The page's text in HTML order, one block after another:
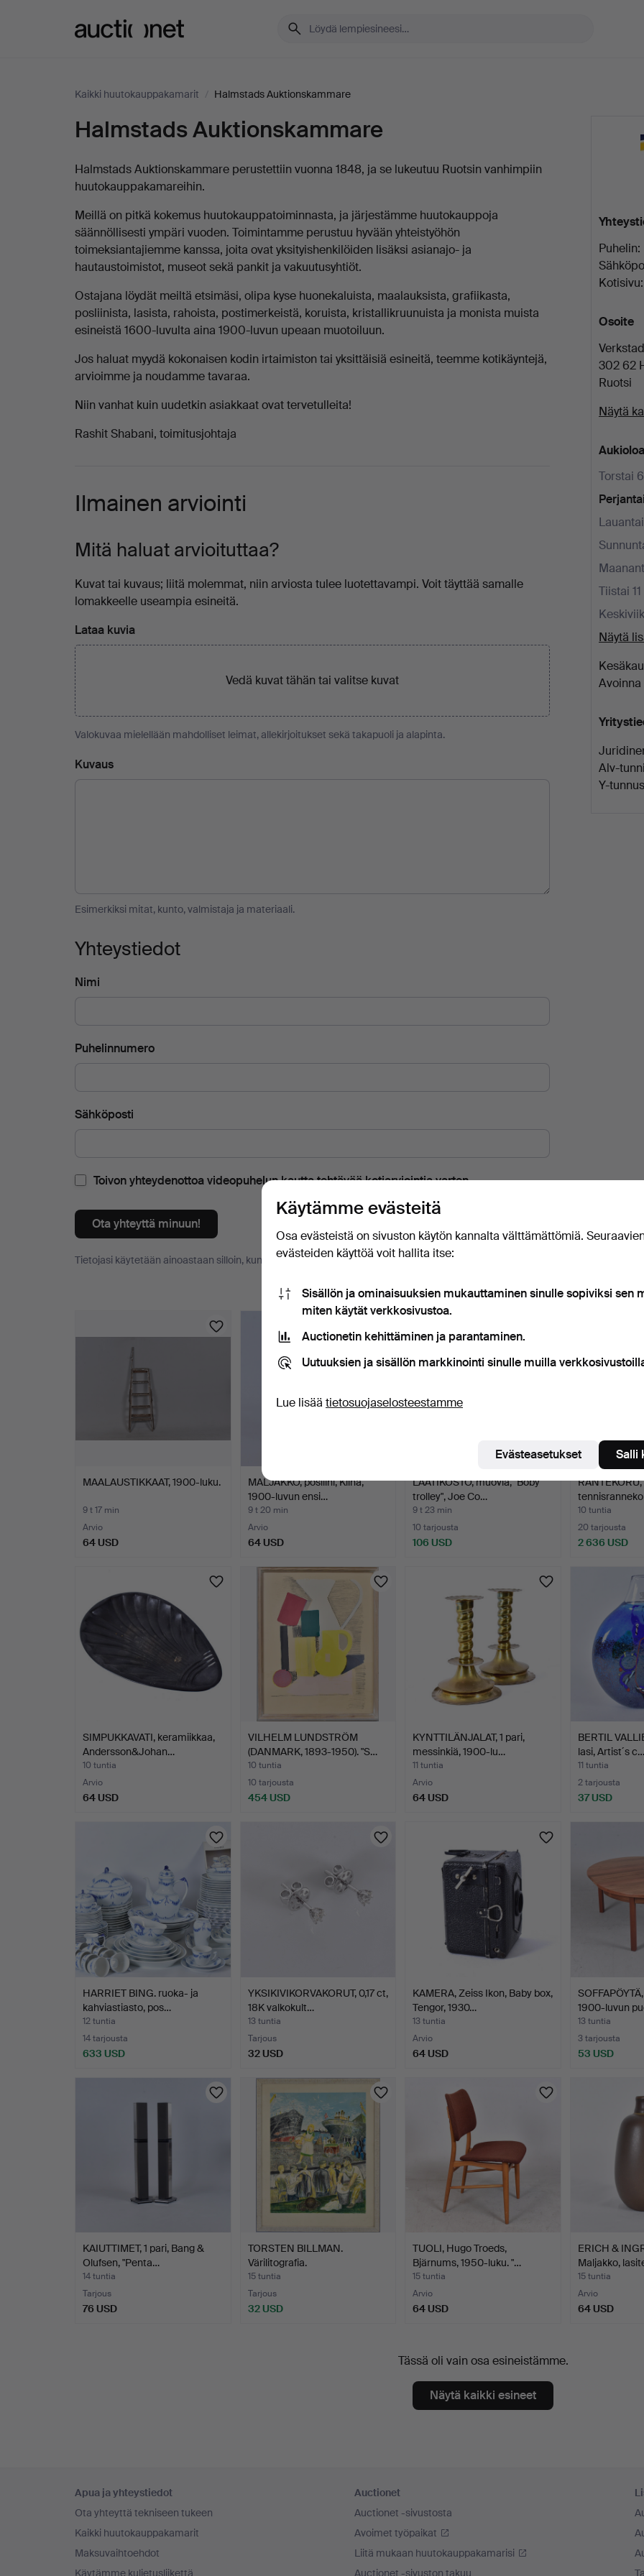
Kaikki huutokauppakamarit / Halmstads Auktionskammare
Halmstads
Auktionskammare
Puhelin:
Kotisivu:
Osoite
302 62
Ruotsi
Näytä
Torstai
Tiistai
Näytä
Avoinna
Alv-
Y-
Kuvaus
Halmstads Auktionskammare
Halmstads Auktionskammare perustettiin vuonna 1848, ja se lukeutuu Ruotsin vanhimpiin
huutokauppakamareihin.
Meillä on pitkä kokemus huutokauppatoiminnasta, ja järjestämme huutokauppoja
säännöllisesti ympäri vuoden. Toimintamme perustuu hyvään yhteistyöhön
toimeksiantajiemme kanssa, joita ovat yksityishenkilöiden lisäksi asianajo- ja
hautaustoimistot, museot sekä pankit ja vakuutusyhtiöt.
Ostajana löydät meiltä etsimäsi, olipa kyse huonekaluista, maalauksista, grafiikasta,
posliinista, lasista, rahoista, postimerkeistä, koruista, kristallikruunuista ja monista muista
esineistä 1600-luvulta aina 1900-luvun upeaan muotoiluun.
Jos haluat myydä kokonaisen kodin irtaimiston tai yksittäisiä esineitä, teemme kotikäyntejä,
arvioimme ja noudamme tavaraa.
Niin vanhat kuin uudetkin asiakkaat ovat tervetulleita!
Rashit Shabani, toimitusjohtaja
Ilmainen arviointi
Mitä haluat arvioituttaa?
Kuvat tai kuvaus; liitä molemmat, niin arviosta tulee luotettavampi. Voit täyttää samalle
lomakkeelle useampia esineitä.
Lataa kuvia
Vedä kuvat tähän taivalitse kuvat
Valokuvaa mielellään mahdolliset leimat, allekirjoitukset sekä takapuoli ja alapinta.
Kuvaus
Esimerkiksi mitat, kunto, valmistaja ja materiaali.
Yhteystiedot
Nimi
Puhelinnumero
Sähköposti
Toivon yhteydenottoa videopuhelun kautta tehtävää kotiarviointia varten.
Ota yhteyttä minuun!
Tietojasi käytetään ainoastaan silloin, kun sinuun otetaan yhteyttä arvioinnista.
MAALAUSTIKKAAT, 1900-luku.
9 t 17 min
Arvio
64 USD
MALJAKKO, posliini, Kiina,
1900-luvun ensi…
9 t 20 min
Arvio
64 USD
LAATIKOSTO, muovia, "Boby
trolley", Joe Co…
9 t 23 min
10 tarjousta
106 USD
RANTEKORU,
10 tuntia
20 tarjousta
2 636 USD
SIMPUKKAVATI, keramiikkaa,
Andersson&Johan…
10 tuntia
Arvio
64 USD
VILHELM LUNDSTRÖM
(DANMARK, 1893-1950). "S…
10 tuntia
10 tarjousta
454 USD
KYNTTILÄNJALAT, 1 pari,
messinkiä, 1900-lu…
11 tuntia
Arvio
64 USD
BERTIL
lasi, Artist´s c…
11 tuntia
2 tarjousta
37 USD
HARRIET BING. ruoka- ja
kahviastiasto, pos…
12 tuntia
14 tarjousta
633 USD
YKSIKIVIKORVAKORUT, 0,17 ct,
18K valkokult…
13 tuntia
Tarjous
32 USD
KAMERA, Zeiss Ikon, Baby box,
Tengor, 1930…
13 tuntia
Arvio
64 USD
1900-luvun
13 tuntia
3 tarjousta
53 USD
KAIUTTIMET, 1 pari, Bang &
Olufsen, "Penta…
14 tuntia
Tarjous
76 USD
TORSTEN BILLMAN.
Värilitografia.
15 tuntia
Tarjous
32 USD
TUOLI, Hugo Troeds,
Bjärnums, 1950-luku. "…
15 tuntia
Arvio
64 USD
ERICH &
Maljakko,
15 tuntia
Arvio
64 USD
Tässä oli vain osa esineistämme.
Näytä kaikki esineet
Apua ja yhteystiedot
Ota yhteyttä tekniseen tukeen
Kaikki huutokauppakamarit
Maksuvaihtoehdot
Auctionet
Auctionet -sivustosta
Avoimet työpaikat
Liitä mukaan huutokauppakamarisi
Käytämme evästeitä
Osa evästeistä on sivuston käytön kannalta välttämättömiä.
evästeiden käyttöä voit hallita itse:
Sisällön ja ominaisuuksien mukauttaminen sinulle sopiviksi sen
miten käytät verkkosivustoa.
Auctionetin kehittäminen ja parantaminen.
Uutuuksien ja sisällön markkinointi sinulle muilla
Lue lisää tietosuojaselosteestamme
Evästeasetukset Salli